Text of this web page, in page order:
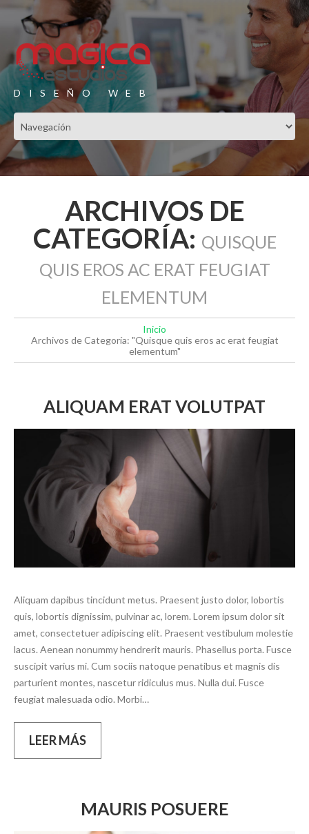
DISEÑO WEB
ARCHIVOS DE
CATEGORÍA: QUISQUE
QUIS EROS AC ERAT FEUGIAT
ELEMENTUM
Inicio
Archivos de Categoría: "Quisque quis eros ac erat feugiat
elementum"
ALIQUAM ERAT VOLUTPAT
Aliquam dapibus tincidunt metus. Praesent justo dolor, lobortis
quis, lobortis dignissim, pulvinar ac, lorem. Lorem ipsum dolor sit
amet, consectetuer adipiscing elit. Praesent vestibulum molestie
lacus. Aenean nonummy hendrerit mauris. Phasellus porta. Fusce
suscipit varius mi. Cum sociis natoque penatibus et magnis dis
parturient montes, nascetur ridiculus mus. Nulla dui. Fusce
feugiat malesuada odio. Morbi…
LEER MÁS
MAURIS POSUERE